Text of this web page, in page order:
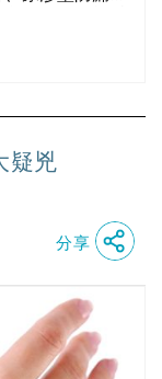
疑兇
分享